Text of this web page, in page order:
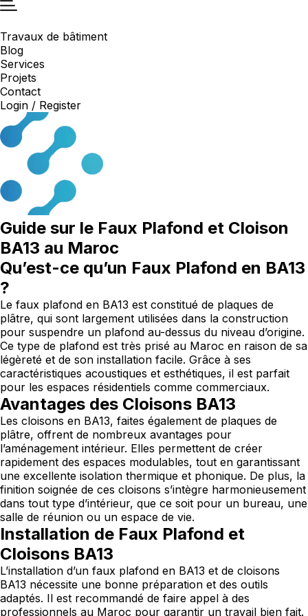
Travaux de bâtiment
Blog
Services
Projets
Contact
Login / Register
Guide sur le Faux Plafond et Cloison
BA13 au Maroc
Qu’est-ce qu’un Faux Plafond en BA13
?
Le faux plafond en BA13 est constitué de plaques de
plâtre, qui sont largement utilisées dans la construction
pour suspendre un plafond au-dessus du niveau d’origine.
Ce type de plafond est très prisé au Maroc en raison de sa
légèreté et de son installation facile. Grâce à ses
caractéristiques acoustiques et esthétiques, il est parfait
pour les espaces résidentiels comme commerciaux.
Avantages des Cloisons BA13
Les cloisons en BA13, faites également de plaques de
plâtre, offrent de nombreux avantages pour
l’aménagement intérieur. Elles permettent de créer
rapidement des espaces modulables, tout en garantissant
une excellente isolation thermique et phonique. De plus, la
finition soignée de ces cloisons s’intègre harmonieusement
dans tout type d’intérieur, que ce soit pour un bureau, une
salle de réunion ou un espace de vie.
Installation de Faux Plafond et
Cloisons BA13
L’installation d’un faux plafond en BA13 et de cloisons
BA13 nécessite une bonne préparation et des outils
adaptés. Il est recommandé de faire appel à des
professionnels au Maroc pour garantir un travail bien fait.